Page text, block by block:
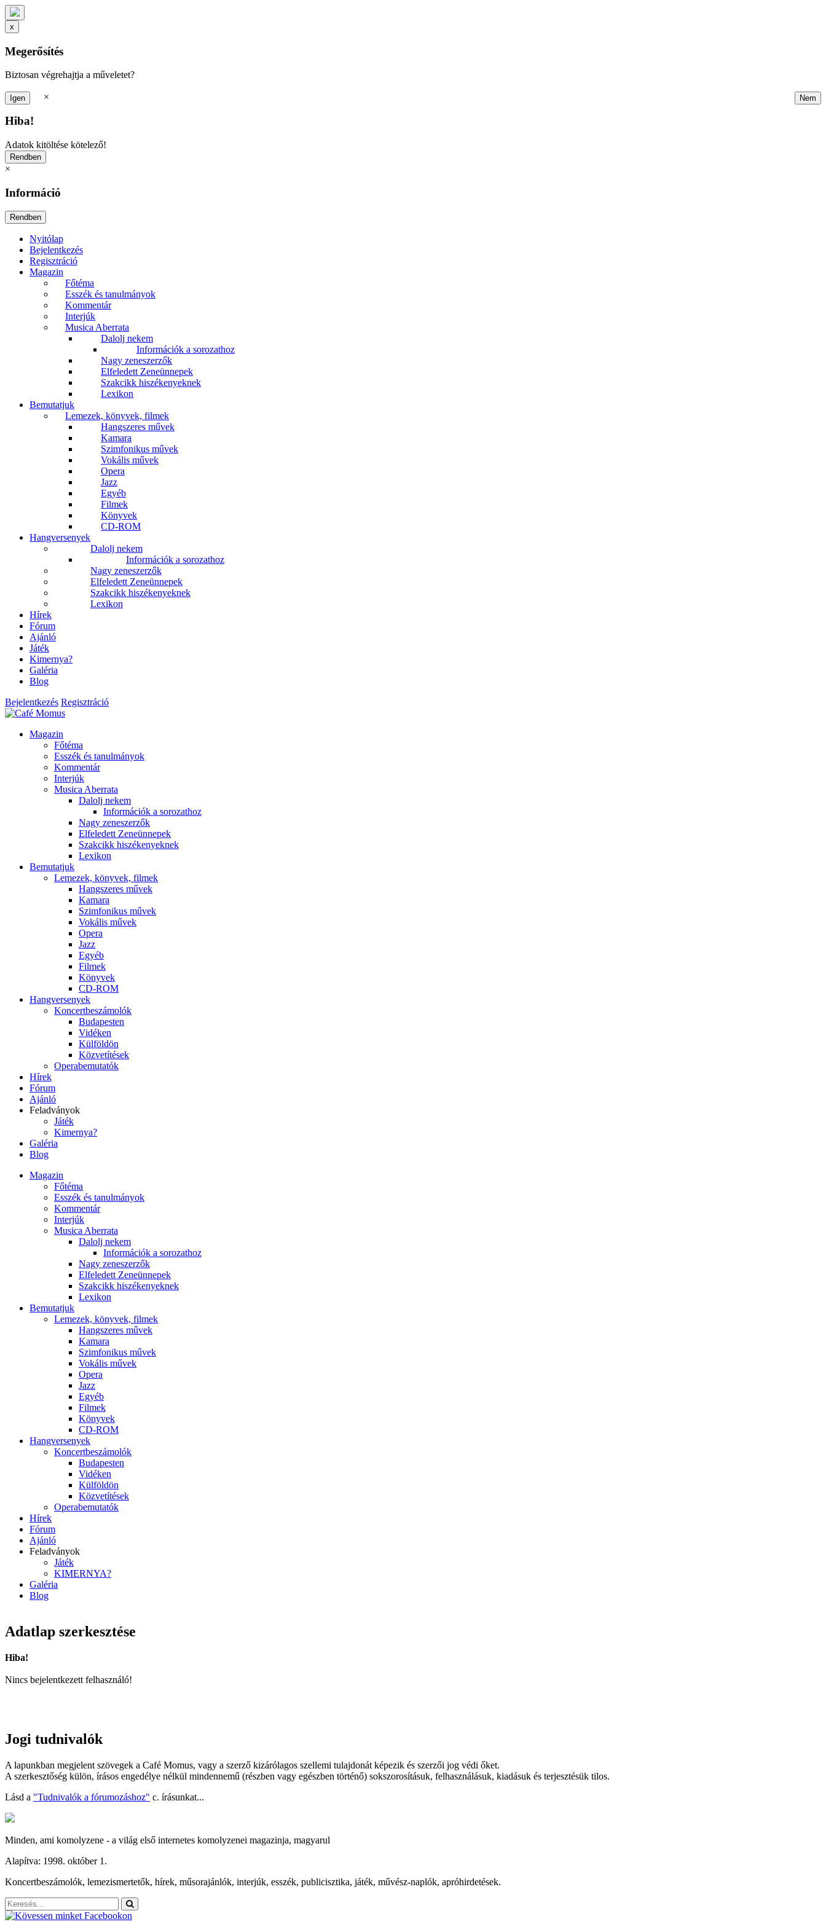
x
Megerősítés
Biztosan végrehajtja a műveletet?
×
Hiba!
Adatok kitöltése kötelező!
×
Információ
Nyitólap
Bejelentkezés
Regisztráció
Magazin
Főtéma
Esszék és tanulmányok
Kommentár
Interjúk
Musica Aberrata
Dalolj nekem
Információk a sorozathoz
Nagy zeneszerzők
Elfeledett Zeneünnepek
Szakcikk hiszékenyeknek
Lexikon
Bemutatjuk
Lemezek, könyvek, filmek
Hangszeres művek
Kamara
Szimfonikus művek
Vokális művek
Opera
Jazz
Egyéb
Filmek
Könyvek
CD-ROM
Hangversenyek
Dalolj nekem
Információk a sorozathoz
Nagy zeneszerzők
Elfeledett Zeneünnepek
Szakcikk hiszékenyeknek
Lexikon
Hírek
Fórum
Ajánló
Játék
Kimernya?
Galéria
Blog
Bejelentkezés Regisztráció
Magazin
Főtéma
Esszék és tanulmányok
Kommentár
Interjúk
Musica Aberrata
Dalolj nekem
Információk a sorozathoz
Nagy zeneszerzők
Elfeledett Zeneünnepek
Szakcikk hiszékenyeknek
Lexikon
Bemutatjuk
Lemezek, könyvek, filmek
Hangszeres művek
Kamara
Szimfonikus művek
Vokális művek
Opera
Jazz
Egyéb
Filmek
Könyvek
CD-ROM
Hangversenyek
Koncertbeszámolók
Budapesten
Vidéken
Külföldön
Közvetítések
Operabemutatók
Hírek
Fórum
Ajánló
Feladványok
Játék
Kimernya?
Galéria
Blog
Magazin
Főtéma
Esszék és tanulmányok
Kommentár
Interjúk
Musica Aberrata
Dalolj nekem
Információk a sorozathoz
Nagy zeneszerzők
Elfeledett Zeneünnepek
Szakcikk hiszékenyeknek
Lexikon
Bemutatjuk
Lemezek, könyvek, filmek
Hangszeres művek
Kamara
Szimfonikus művek
Vokális művek
Opera
Jazz
Egyéb
Filmek
Könyvek
CD-ROM
Hangversenyek
Koncertbeszámolók
Budapesten
Vidéken
Külföldön
Közvetítések
Operabemutatók
Hírek
Fórum
Ajánló
Feladványok
Játék
KIMERNYA?
Galéria
Blog
Adatlap szerkesztése
Hiba!
Nincs bejelentkezett felhasználó!
Jogi tudnivalók
A lapunkban megjelent szövegek a Café Momus, vagy a szerző kizárólagos szellemi tulajdonát képezik és szerzői jog védi őket.
A szerkesztőség külön, írásos engedélye nélkül mindennemű (részben vagy egészben történő) sokszorosításuk, felhasználásuk, kiadásuk és terjesztésük tilos.
Lásd a "Tudnivalók a fórumozáshoz" c. írásunkat...
Minden, ami komolyzene - a világ első internetes komolyzenei magazinja, magyarul
Alapítva: 1998. október 1.
Koncertbeszámolók, lemezismertetők, hírek, műsorajánlók, interjúk, esszék, publicisztika, játék, művész-naplók, apróhirdetések.